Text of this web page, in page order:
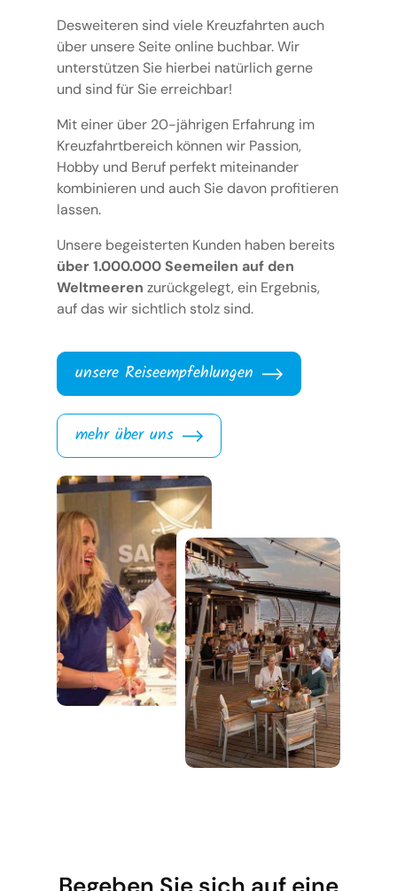
Desweiteren sind viele Kreuzfahrten auch
über unsere Seite online buchbar. Wir
unterstützen Sie hierbei natürlich gerne
und sind für Sie erreichbar!
Mit einer über 20-jährigen Erfahrung im
Kreuzfahrtbereich können wir Passion,
Hobby und Beruf perfekt miteinander
kombinieren und auch Sie davon profitieren
lassen.
Unsere begeisterten Kunden haben bereits
über 1.000.000 Seemeilen auf den
Weltmeeren zurückgelegt, ein Ergebnis,
auf das wir sichtlich stolz sind.
unsere Reiseempfehlungen
mehr über uns